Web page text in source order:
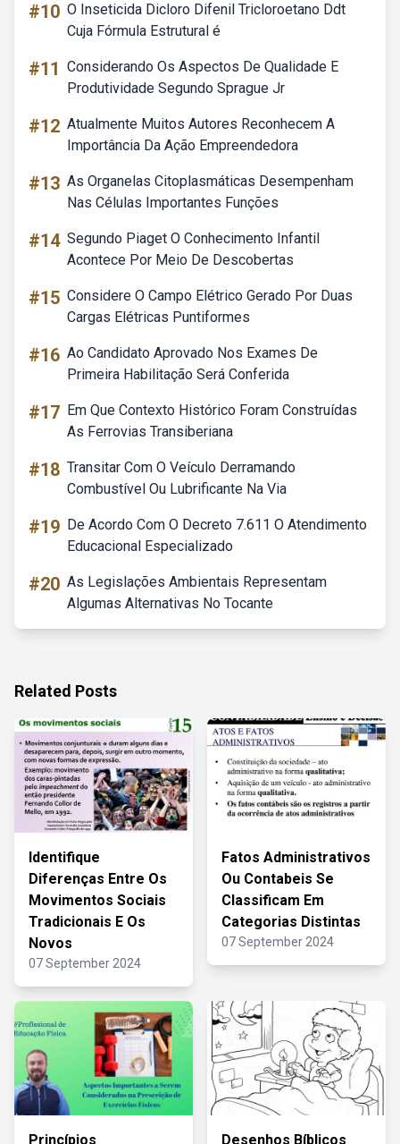
#10 O Inseticida Dicloro Difenil Tricloroetano Ddt
Cuja Fórmula Estrutural é
#11 Considerando Os Aspectos De Qualidade E
Produtividade Segundo Sprague Jr
#12 Atualmente Muitos Autores Reconhecem A
Importância Da Ação Empreendedora
#13 As Organelas Citoplasmáticas Desempenham
Nas Células Importantes Funções
#14 Segundo Piaget O Conhecimento Infantil
Acontece Por Meio De Descobertas
#15 Considere O Campo Elétrico Gerado Por Duas
Cargas Elétricas Puntiformes
#16 Ao Candidato Aprovado Nos Exames De
Primeira Habilitação Será Conferida
#17 Em Que Contexto Histórico Foram Construídas
As Ferrovias Transiberiana
#18 Transitar Com O Veículo Derramando
Combustível Ou Lubrificante Na Via
#19 De Acordo Com O Decreto 7.611 O Atendimento
Educacional Especializado
#20 As Legislações Ambientais Representam
Algumas Alternativas No Tocante
Related Posts
Identifique
Diferenças Entre Os
Movimentos Sociais
Tradicionais E Os
Novos
07 September 2024
Fatos Administrativos
Ou Contabeis Se
Classificam Em
Categorias Distintas
07 September 2024
Princípios Desenhos Bíblicos